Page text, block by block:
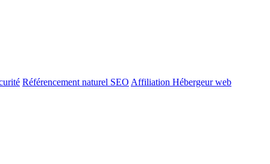
Référencement naturel SEO Affiliation Hébergeur web